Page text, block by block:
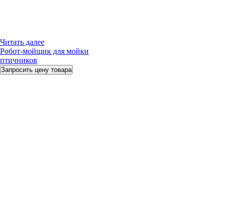
Читать далее
Робот-мойщик для мойки
птичников
Запросить цену товара